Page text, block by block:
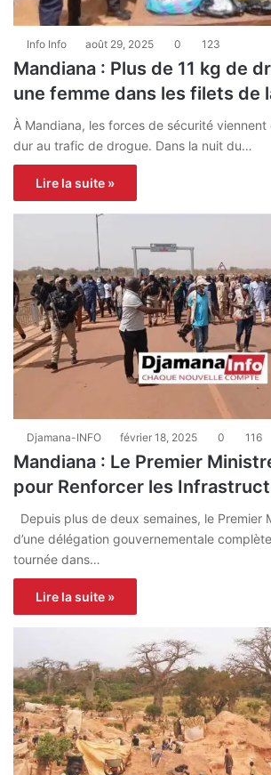
Info Info août 29, 2025 0 123
Mandiana : Plus de 11 kg de
une femme dans les filets de
À Mandiana, les forces de sécurité
dur au trafic de drogue. Dans la nuit du…
Lire la suite »
Djamana-INFO février 18, 2025 0 116
Mandiana : Le Premier
pour Renforcer les
Depuis plus de deux semaines, le Premier
d’une délégation gouvernementale
tournée dans…
Lire la suite »